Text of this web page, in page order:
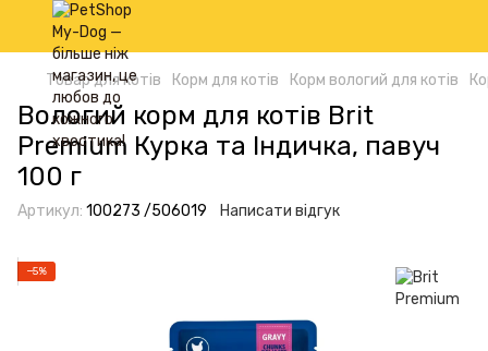
Товар для котів Корм для котів Корм вологий для котів
Вологий корм для котів Brit
Premium Курка та Індичка, павуч
100 г
Артикул: 100273 /506019 Написати відгук
−5%